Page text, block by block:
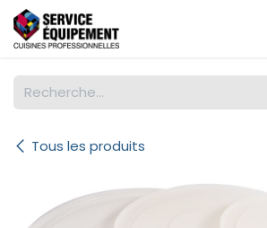
Se rendre au contenu
Tous les produits